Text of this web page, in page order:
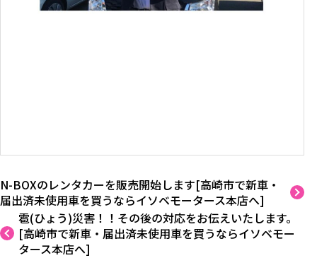
N-BOXのレンタカーを販売開始します[高崎市で新車・
届出済未使用車を買うならイソベモータース本店へ]
雹(ひょう)災害！！その後の対応をお伝えいたします。
[高崎市で新車・届出済未使用車を買うならイソベモー
タース本店へ]